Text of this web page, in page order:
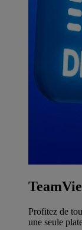
Profitez de
une seule